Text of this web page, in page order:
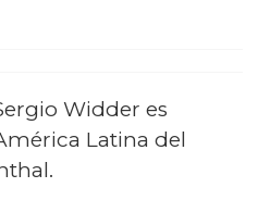
Widder es
Latina del